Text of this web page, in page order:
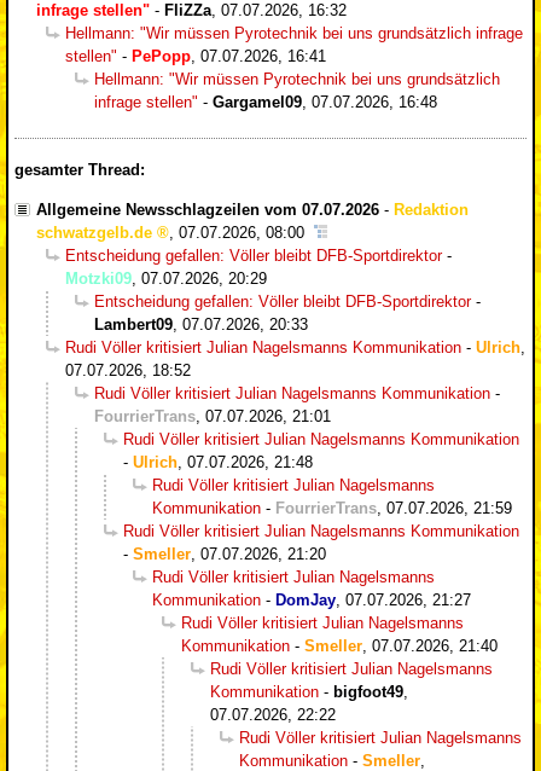
infrage stellen" - FliZZa, 07.07.2026, 16:32
Hellmann: "Wir müssen Pyrotechnik bei uns grundsätzlich infrage
stellen" - PePopp, 07.07.2026, 16:41
Hellmann: "Wir müssen Pyrotechnik bei uns grundsätzlich
infrage stellen" - Gargamel09, 07.07.2026, 16:48
gesamter Thread:
Allgemeine Newsschlagzeilen vom 07.07.2026 - Redaktion
schwatzgelb.de
07.07.2026, 08:00
Entscheidung gefallen: Völler bleibt DFB-Sportdirektor-
Motzki09 07.07.2026, 20:29
Entscheidung gefallen: Völler bleibt DFB-Sportdirektor-
Lambert09 07.07.2026, 20:33
Rudi Völler kritisiert Julian Nagelsmanns Kommunikation - Ulrich
07.07.2026, 18:52
Rudi Völler kritisiert Julian Nagelsmanns Kommunikation -
FourrierTrans 07.07.2026, 21:01
Rudi Völler kritisiert Julian Nagelsmanns Kommunikation
- Ulrich 07.07.2026, 21:48
Rudi Völler kritisiert Julian Nagelsmanns
Kommunikation - FourrierTrans 07.07.2026, 21:59
Rudi Völler kritisiert Julian Nagelsmanns Kommunikation
- Smeller 07.07.2026, 21:20
Rudi Völler kritisiert Julian Nagelsmanns
Kommunikation - DomJay 07.07.2026, 21:27
Rudi Völler kritisiert Julian Nagelsmanns
Kommunikation - Smeller 07.07.2026, 21:40
Rudi Völler kritisiert Julian Nagelsmanns
Kommunikation - bigfoot49
07.07.2026, 22:22
Rudi Völler kritisiert Julian Nagelsmanns
Kommunikation - Smeller